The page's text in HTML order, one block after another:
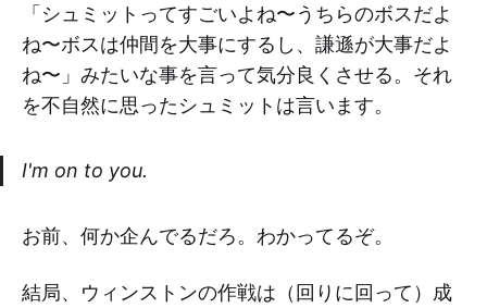
「シュミットってすごいよね〜うちらのボスだよ
ね〜ボスは仲間を大事にするし、謙遜が大事だよ
ね〜」みたいな事を言って気分良くさせる。それ
を不自然に思ったシュミットは言います。
I'm on to you.
お前、何か企んでるだろ。わかってるぞ。
結局、ウィンストンの作戦は（回りに回って）成